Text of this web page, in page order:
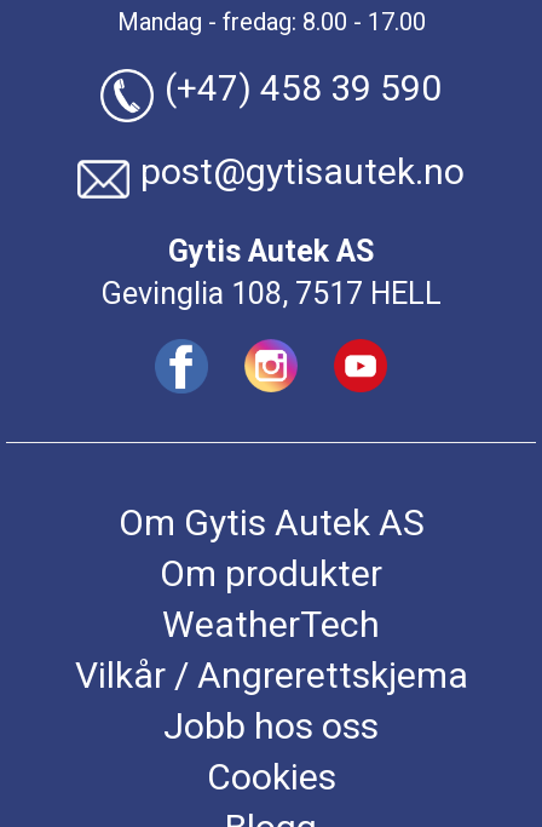
Mandag - fredag: 8.00 - 17.00
(+47) 458 39 590
post@gytisautek.no
Gytis Autek AS
Gevinglia 108, 7517 HELL
Om Gytis Autek AS
Om produkter
WeatherTech
Vilkår / Angrerettskjema
Jobb hos oss
Cookies